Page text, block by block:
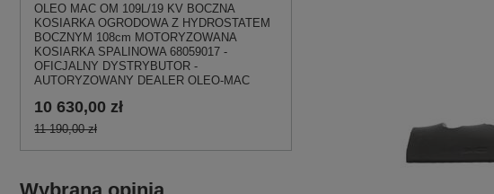
OLEO MAC OM 109L/19 KV BOCZNA
KOSIARKA OGRODOWA Z HYDROSTATEM
BOCZNYM 108cm MOTORYZOWANA
KOSIARKA SPALINOWA 68059017 -
OFICJALNY DYSTRYBUTOR -
AUTORYZOWANY DEALER OLEO-MAC
10 630,00 zł
11 190,00 zł